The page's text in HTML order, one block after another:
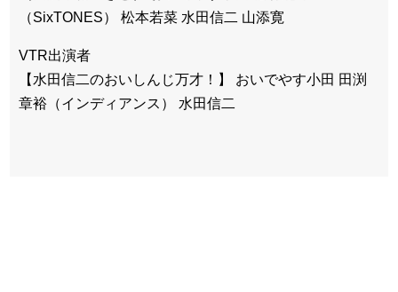
（SixTONES） 松本若菜 水田信二 山添寛
VTR出演者
【水田信二のおいしんじ万才！】 おいでやす小田 田渕
章裕（インディアンス） 水田信二